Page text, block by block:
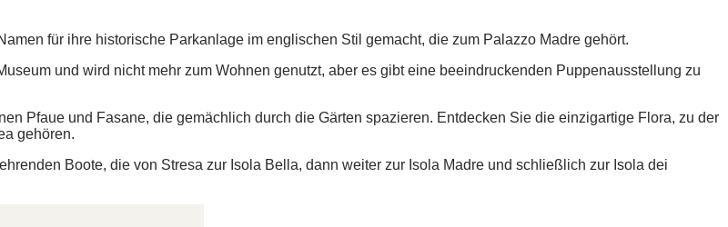
für ihre historische Parkanlage im englischen Stil gemacht, die zum Palazzo Madre gehört.
und wird nicht mehr zum Wohnen genutzt, aber es gibt eine beeindruckenden Puppenausstellung zu
Pfaue und Fasane, die gemächlich durch die Gärten spazieren. Entdecken Sie die einzigartige Flora, zu der
gehören.
Boote, die von Stresa zur Isola Bella, dann weiter zur Isola Madre und schließlich zur Isola dei